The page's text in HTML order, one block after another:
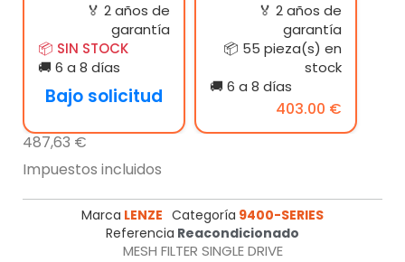
🏅 2 años de
garantía
📦 SIN STOCK
🚚 6 a 8 días
Bajo solicitud
🏅 2 años de
garantía
📦 55 pieza(s) en
stock
🚚 6 a 8 días
403.00 €
487,63 €
Impuestos incluidos
Marca LENZE Categoría 9400-SERIES
Referencia Reacondicionado
MESH FILTER SINGLE DRIVE